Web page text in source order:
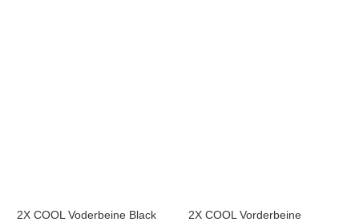
2X COOL Voderbeine Black
2X COOL Vorderbeine